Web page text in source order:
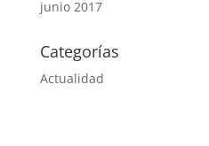
junio 2017
Categorías
Actualidad